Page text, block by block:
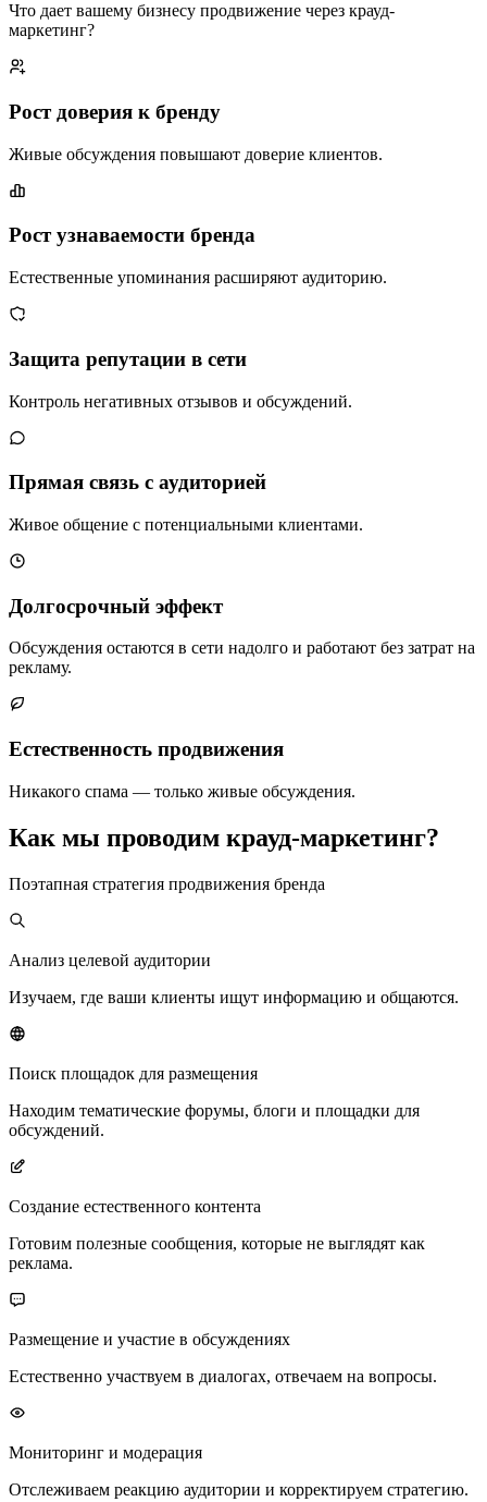
Что дает вашему бизнесу продвижение через крауд-
маркетинг?
Рост доверия к бренду
Живые обсуждения повышают доверие клиентов.
Рост узнаваемости бренда
Естественные упоминания расширяют аудиторию.
Защита репутации в сети
Контроль негативных отзывов и обсуждений.
Прямая связь с аудиторией
Живое общение с потенциальными клиентами.
Долгосрочный эффект
Обсуждения остаются в сети надолго и работают без затрат на
рекламу.
Естественность продвижения
Никакого спама — только живые обсуждения.
Как мы проводим крауд-маркетинг?
Поэтапная стратегия продвижения бренда
Анализ целевой аудитории
Изучаем, где ваши клиенты ищут информацию и общаются.
Поиск площадок для размещения
Находим тематические форумы, блоги и площадки для
обсуждений.
Создание естественного контента
Готовим полезные сообщения, которые не выглядят как
реклама.
Размещение и участие в обсуждениях
Естественно участвуем в диалогах, отвечаем на вопросы.
Мониторинг и модерация
Отслеживаем реакцию аудитории и корректируем стратегию.